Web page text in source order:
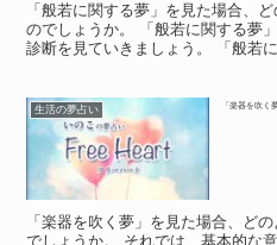
「般若に関する夢」を見た場合、
のでしょうか。 「般若に関する夢
診断を見ていきましょう。 「般若
生活の夢占い 「楽器を吹く
「楽器を吹く夢」を見た場合、ど
でしょうか。 それでは、基本的な